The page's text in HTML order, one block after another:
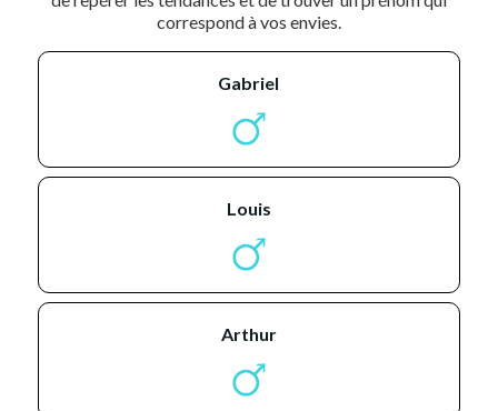
correspond à vos envies.
gabriel
louis
arthur